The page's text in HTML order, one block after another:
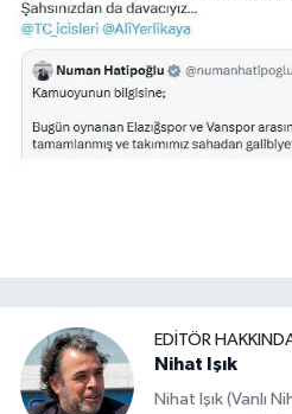
EDITÖR
Nihat Işık
Nihat Işık (Vanlı